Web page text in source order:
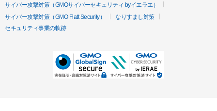
サイバー攻撃対策（GMOサイバーセキュリティ byイエラエ）
サイバー攻撃対策（GMO Flatt Security）
なりすまし対策
セキュリティ事業の軌跡